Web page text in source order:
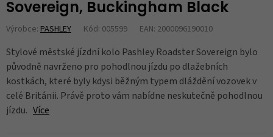
Sovereign, Buckingham Black
Výrobce: PASHLEY Kód: 005599 EAN: 2000096190010
Stylové městské jízdní kolo Pashley Roadster Sovereign bylo
původně navrženo pro pohodlnou jízdu po dlažebních
kostkách, které byly kdysi běžným typem dláždění vozovek v
celé Británii. Právě proto vám nabídne neskutečně pohodlnou
jízdu. Více